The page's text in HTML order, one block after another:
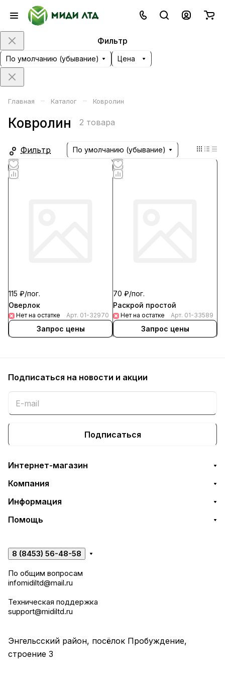
Фильтр
По умолчанию (убывание) Цена
Главная – Каталог – Ковролин
Ковролин 2 товара
Фильтр По умолчанию (убывание)
115 ₽/пог.
Оверлок
Нет на остатке Арт. 01-32970
Запрос цены
70 ₽/пог.
Раскрой простой
Нет на остатке Арт. 01-33589
Запрос цены
Подписаться на новости и акции
Подписаться
Интернет-магазин
Компания
Информация
Помощь
8 (8453) 56-48-58
По общим вопросам
infomidiltd@mail.ru
Техническая поддержка
support@midiltd.ru
Энгельсский район, посёлок Пробуждение,
строение 3